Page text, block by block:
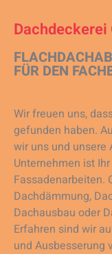
Dachdeckerei
FÜR DEN
Wir freuen uns,
gefunden haben.
wir uns und unsere
Unternehmen ist
Fassadenarbeiten.
Dachdämmung,
Dachausbau oder
Erfahren sind wir
und Ausbesserung